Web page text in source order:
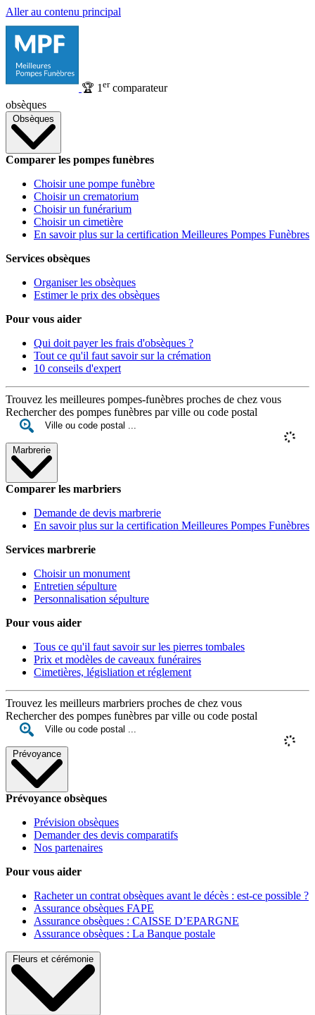
Aller au contenu principal
🏆 1 ercomparateur
obsèques
Obsèques
Comparer les pompes funèbres
Choisir une pompe funèbre
Choisir un crematorium
Choisir un funérarium
Choisir un cimetière
En savoir plus sur la certification Meilleures Pompes Funèbres
Services obsèques
Organiser les obsèques
Estimer le prix des obsèques
Pour vous aider
Qui doit payer les frais d'obsèques ?
Tout ce qu'il faut savoir sur la crémation
10 conseils d'expert
Trouvez les meilleures pompes-funèbres proches de chez vous
Rechercher des pompes funèbres par ville ou code postal
Marbrerie
Comparer les marbriers
Demande de devis marbrerie
En savoir plus sur la certification Meilleures Pompes Funèbres
Services marbrerie
Choisir un monument
Entretien sépulture
Personnalisation sépulture
Pour vous aider
Tous ce qu'il faut savoir sur les pierres tombales
Prix et modèles de caveaux funéraires
Cimetières, législiation et réglement
Trouvez les meilleurs marbriers proches de chez vous
Rechercher des pompes funèbres par ville ou code postal
Prévoyance
Prévoyance obsèques
Prévision obsèques
Demander des devis comparatifs
Nos partenaires
Pour vous aider
Racheter un contrat obsèques avant le décès : est-ce possible ?
Assurance obsèques FAPE
Assurance obsèques : CAISSE D’EPARGNE
Assurance obsèques : La Banque postale
Fleurs et cérémonie